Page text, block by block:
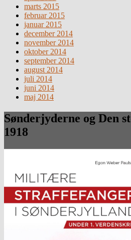
marts 2015
februar 2015
januar 2015
december 2014
november 2014
oktober 2014
september 2014
august 2014
juli 2014
juni 2014
maj 2014
Sønderjyderne og Den
1918